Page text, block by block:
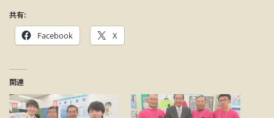
共有:
Facebook X
関連